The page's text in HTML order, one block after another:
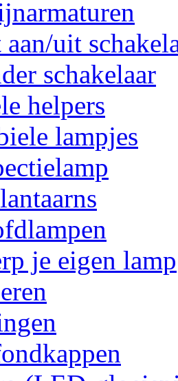
uit
schakelaar
helpers
lampjes
je eigen lamp